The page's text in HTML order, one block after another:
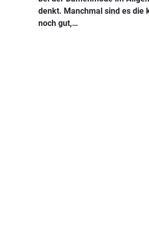
denkt. Manchmal sind es die
noch gut,…